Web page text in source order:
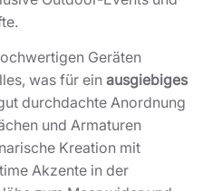
Geräten
was für ein ausgiebiges
durchdachte Anordnung
und Armaturen
Kreation mit
Akzente in der